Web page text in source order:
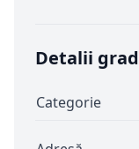
Detalii
Categorie